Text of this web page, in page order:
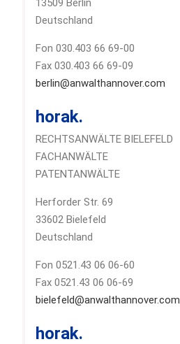
13509 Berlin
Deutschland
Fon 030.403 66 69-00
Fax 030.403 66 69-09
berlin@anwalthannover.com
horak.
RECHTSANWÄLTE BIELEFELD
FACHANWÄLTE
PATENTANWÄLTE
Herforder Str. 69
33602 Bielefeld
Deutschland
Fon 0521.43 06 06-60
Fax 0521.43 06 06-69
bielefeld@anwalthannover.com
horak.